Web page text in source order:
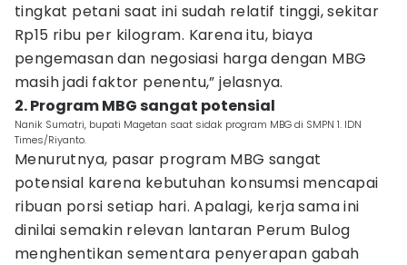
tingkat petani saat ini sudah relatif tinggi, sekitar
Rp15 ribu per kilogram. Karena itu, biaya
pengemasan dan negosiasi harga dengan MBG
masih jadi faktor penentu,” jelasnya.
2. Program MBG sangat potensial
Nanik Sumatri, bupati Magetan saat sidak program MBG di SMPN 1. IDN
Times/Riyanto.
Menurutnya, pasar program MBG sangat
potensial karena kebutuhan konsumsi mencapai
ribuan porsi setiap hari. Apalagi, kerja sama ini
dinilai semakin relevan lantaran Perum Bulog
menghentikan sementara penyerapan gabah